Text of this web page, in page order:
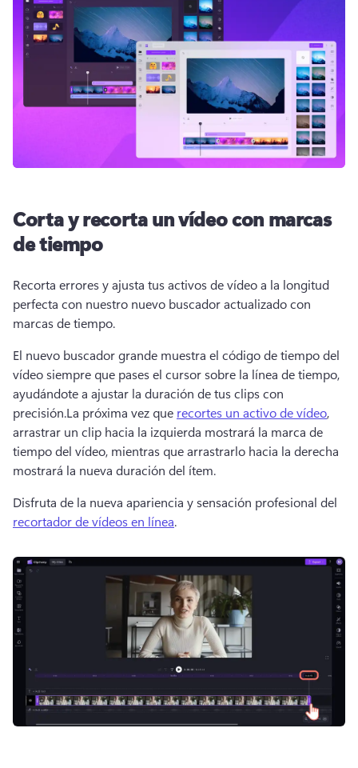
Corta y recorta un vídeo con marcas
de tiempo
Recorta errores y ajusta tus activos de vídeo a la longitud
perfecta con nuestro nuevo buscador actualizado con
marcas de tiempo.
El nuevo buscador grande muestra el código de tiempo del
vídeo siempre que pases el cursor sobre la línea de tiempo,
ayudándote a ajustar la duración de tus clips con
precisión.La próxima vez que recortes un activo de vídeo,
arrastrar un clip hacia la izquierda mostrará la marca de
tiempo del vídeo, mientras que arrastrarlo hacia la derecha
mostrará la nueva duración del ítem.
Disfruta de la nueva apariencia y sensación profesional del
recortador de vídeos en línea.